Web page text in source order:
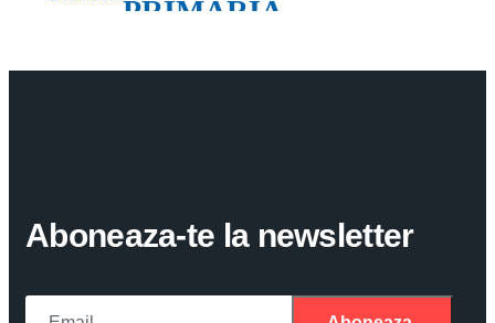
Aboneaza-te la newsletter